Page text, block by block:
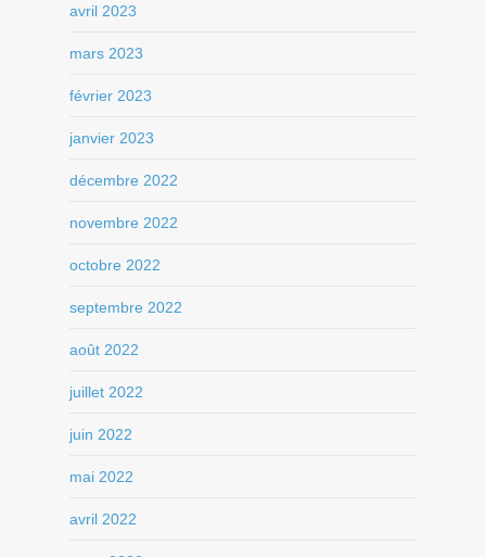
avril 2023
mars 2023
février 2023
janvier 2023
décembre 2022
novembre 2022
octobre 2022
septembre 2022
août 2022
juillet 2022
juin 2022
mai 2022
avril 2022